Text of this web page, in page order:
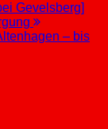
Gevelsberg]
– bis